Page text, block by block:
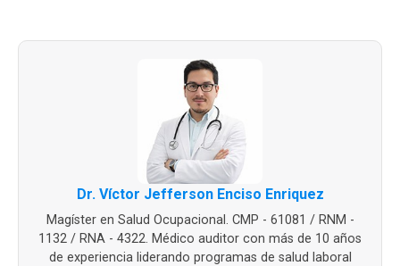
Dr. Víctor Jefferson Enciso Enriquez
Magíster en Salud Ocupacional. CMP - 61081 / RNM -
1132 / RNA - 4322. Médico auditor con más de 10 años
de experiencia liderando programas de salud laboral